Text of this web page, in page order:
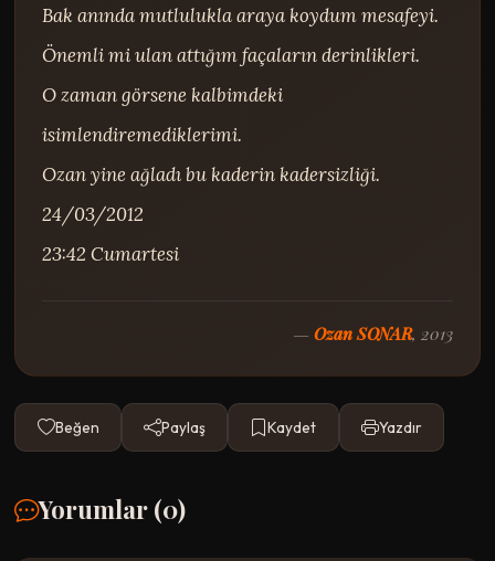
Bak anında mutlulukla araya koydum mesafeyi.
Önemli mi ulan attığım façaların derinlikleri.
O zaman görsene kalbimdeki
isimlendiremediklerimi.
Ozan yine ağladı bu kaderin kadersizliği.
24/03/2012
23:42 Cumartesi
— Ozan SONAR, 2013
Beğen Paylaş Kaydet Yazdır
Yorumlar (0)